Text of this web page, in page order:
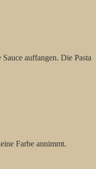
auffangen. Die Pasta
Farbe annimmt.